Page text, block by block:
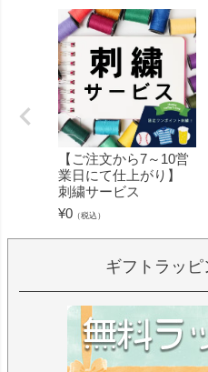
【ご注文から7～10営
業日にて仕上がり】
刺繍サービス
¥0 （税込）
ギフトラッ